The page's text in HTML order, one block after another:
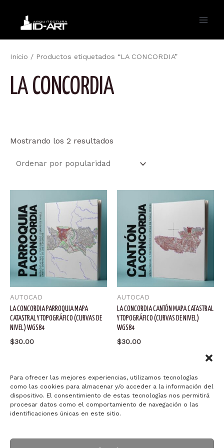
Para ofrecer las mejores experiencias, utilizamos tecnologías
como las cookies para almacenar y/o acceder a la información del
dispositivo. El consentimiento de estas tecnologías nos permitirá
procesar datos como el comportamiento de navegación o las
identificaciones únicas en este sitio.
contenido
Inicio / Productos etiquetados “LA CONCORDIA”
LA CONCORDIA
Mostrando los 2 resultados
AUTOCAD
LA CONCORDIA PARROQUIA MAPA
CATASTRAL Y TOPOGRÁFICO (CURVAS DE
NIVEL) WGS84
$30.00
AUTOCAD
LA CONCORDIA CANTÓN MAPA CATASTRAL
Y TOPOGRÁFICO (CURVAS DE NIVEL)
WGS84
$30.00